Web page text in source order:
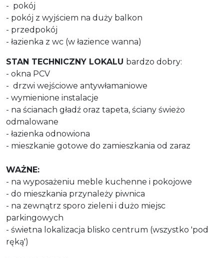
- pokój
- pokój z wyjściem na duży balkon
- przedpokój
- łazienka z wc (w łazience wanna)
STAN TECHNICZNY LOKALU bardzo dobry:
- okna PCV
- drzwi wejściowe antywłamaniowe
- wymienione instalacje
- na ścianach gładź oraz tapeta, ściany świeżo
odmalowane
- łazienka odnowiona
- mieszkanie gotowe do zamieszkania od zaraz
WAŻNE:
- na wyposażeniu meble kuchenne i pokojowe
- do mieszkania przynależy piwnica
- na zewnątrz sporo zieleni i dużo miejsc
parkingowych
- świetna lokalizacja blisko centrum (wszystko 'pod
ręką')